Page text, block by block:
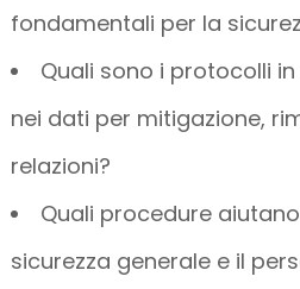
fondamentali per la
Quali sono i protocolli
nei dati per mitigazione,
relazioni?
Quali procedure
sicurezza generale e il